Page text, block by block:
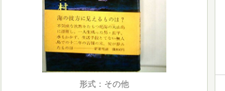
形式：その他